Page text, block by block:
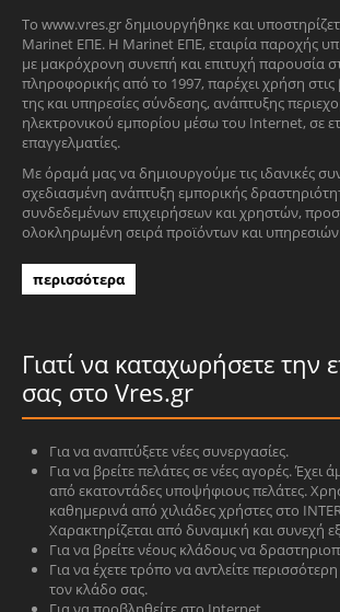
Το www.vres.gr δημιουργήθηκε και
Marinet ΕΠΕ. Η Marinet ΕΠΕ, εταιρία παροχής
με μακρόχρονη συνεπή και επιτυχή παρουσία
πληροφορικής από το 1997, παρέχει χρήση
της και υπηρεσίες σύνδεσης, ανάπτυξης
ηλεκτρονικού εμπορίου μέσω του Internet, σε
επαγγελματίες.
Με όραμά μας να δημιουργούμε τις ιδανικές
σχεδιασμένη ανάπτυξη εμπορικής
συνδεδεμένων επιχειρήσεων και χρηστών,
ολοκληρωμένη σειρά προϊόντων και
περισσότερα
Γιατί να καταχωρήσετε την
σας στο Vres.gr
Για να αναπτύξετε νέες συνεργασίες.
Για να βρείτε πελάτες σε νέες αγορές.
από εκατοντάδες υποψήφιους πελάτες.
καθημερινά από χιλιάδες χρήστες στο
Χαρακτηρίζεται από δυναμική και συνεχή
Για να βρείτε νέους κλάδους να
Για να έχετε τρόπο να αντλείτε
τον κλάδο σας.